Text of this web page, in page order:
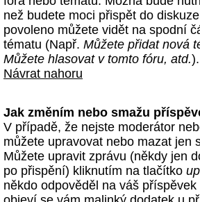
než budete moci přispět do
povoleno můžete vidět na spodní
tématu (Např. Můžete přidat nová
Můžete hlasovat v tomto fóru, atd.).
Návrat nahoru
Jak změním nebo smažu
V případě, že nejste moderátor
můžete upravovat nebo mazat jen
Můžete upravit zprávu (někdy jen
po přispění) kliknutím na tlačítko
někdo odpověděl na váš